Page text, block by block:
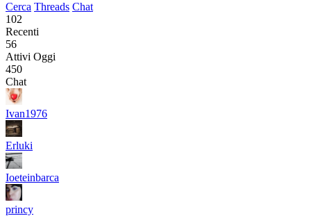
Cerca Threads Chat
102
Recenti
56
Attivi Oggi
450
Chat
Ivan1976
Erluki
Ioeteinbarca
princy